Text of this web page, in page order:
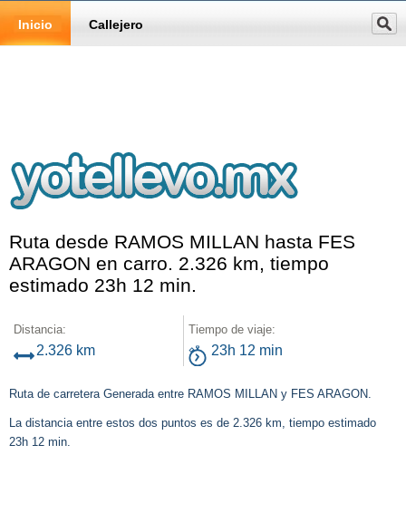
Inicio Callejero
Ruta desde RAMOS MILLAN hasta FES
ARAGON en carro. 2.326 km, tiempo
estimado 23h 12 min.
Distancia:
2.326 km
Tiempo de viaje:
23h 12 min
Ruta de carretera Generada entre RAMOS MILLAN y FES ARAGON.
La distancia entre estos dos puntos es de 2.326 km, tiempo estimado
23h 12 min.